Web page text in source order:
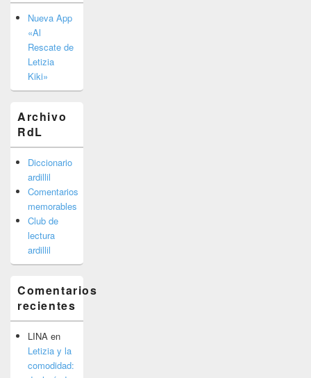
Nueva App
«Al
Rescate de
Letizia
Kiki»
Archivo
RdL
Diccionario
ardillil
Comentarios
memorables
Club de
lectura
ardillil
Comentarios
recientes
LINA en
Letizia y la
comodidad: